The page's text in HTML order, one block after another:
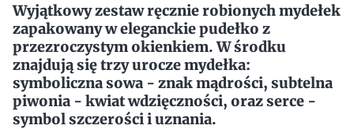
Wyjątkowy zestaw ręcznie robionych mydełek
zapakowany w eleganckie pudełko z
przezroczystym okienkiem. W środku
znajdują się trzy urocze mydełka:
symboliczna sowa - znak mądrości, subtelna
piwonia - kwiat wdzięczności, oraz serce -
symbol szczerości i uznania.